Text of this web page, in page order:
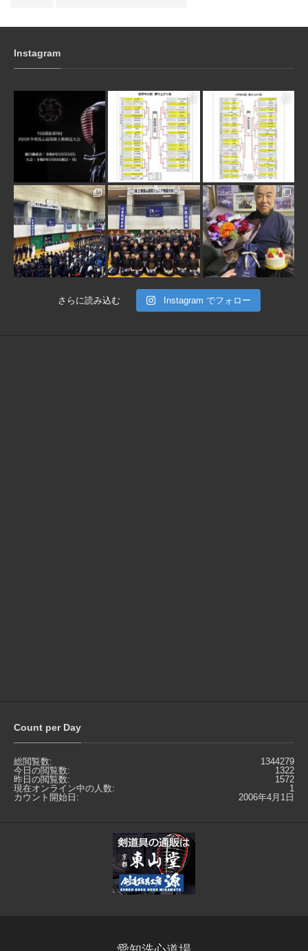
Instagram
1月 31 1月 31
1月 30 1月 30 1月 28
さらに読み込む Instagram でフォロー
Count per Day
1344279
総閲覧数:
1322
今日の閲覧数:
1572
昨日の閲覧数:
1
現在オンライン中の人数:
2006年4月1日
カウント開始日: